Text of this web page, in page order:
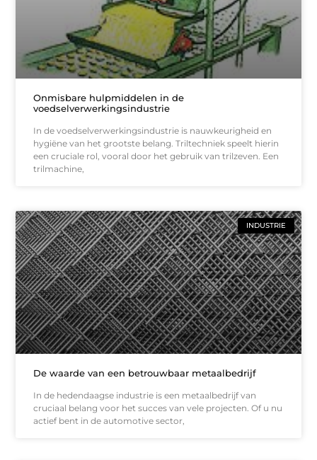
Onmisbare hulpmiddelen in de
voedselverwerkingsindustrie
In de voedselverwerkingsindustrie is nauwkeurigheid en
hygiëne van het grootste belang. Triltechniek speelt hierin
een cruciale rol, vooral door het gebruik van trilzeven. Een
trilmachine,
INDUSTRIE
De waarde van een betrouwbaar metaalbedrijf
In de hedendaagse industrie is een metaalbedrijf van
cruciaal belang voor het succes van vele projecten. Of u nu
actief bent in de automotive sector,